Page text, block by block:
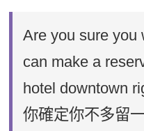
Are you sure you
can make a
hotel downtown
你確定你不多留